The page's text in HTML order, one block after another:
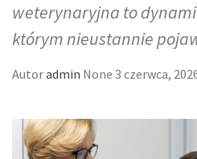
weterynaryjna to
którym nieustannie
Autoradmin None 3 czerwca,